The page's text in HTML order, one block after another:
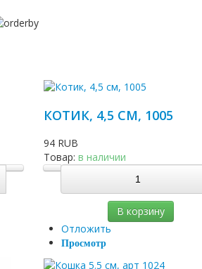
КОТИК, 4,5 СМ, 1005
94 RUB
Товар:в наличии
В корзину
Отложить
Просмотр